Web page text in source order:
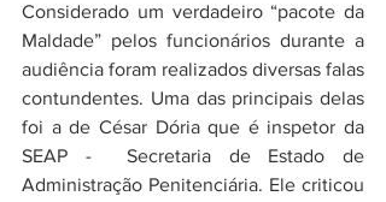
Considerado um verdadeiro “pacote da
Maldade” pelos funcionários durante a
audiência foram realizados diversas falas
contundentes. Uma das principais delas
foi a de César Dória que é inspetor da
SEAP -  Secretaria de Estado de
Administração Penitenciária. Ele criticou